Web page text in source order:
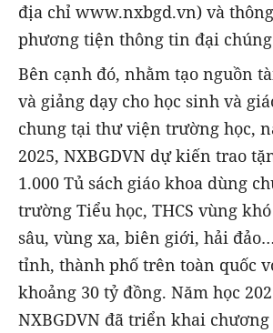
địa chỉ www.nxbgd.vn) và
phương tiện thông tin đại
Bên cạnh đó, nhằm tạo nguồn
và giảng dạy cho học sinh và
chung tại thư viện trường học,
2025, NXBGDVN dự kiến trao
1.000 Tủ sách giáo khoa dùng
trường Tiểu học, THCS vùng
sâu, vùng xa, biên giới, hải
tỉnh, thành phố trên toàn quốc
khoảng 30 tỷ đồng. Năm học
NXBGDVN đã triển khai